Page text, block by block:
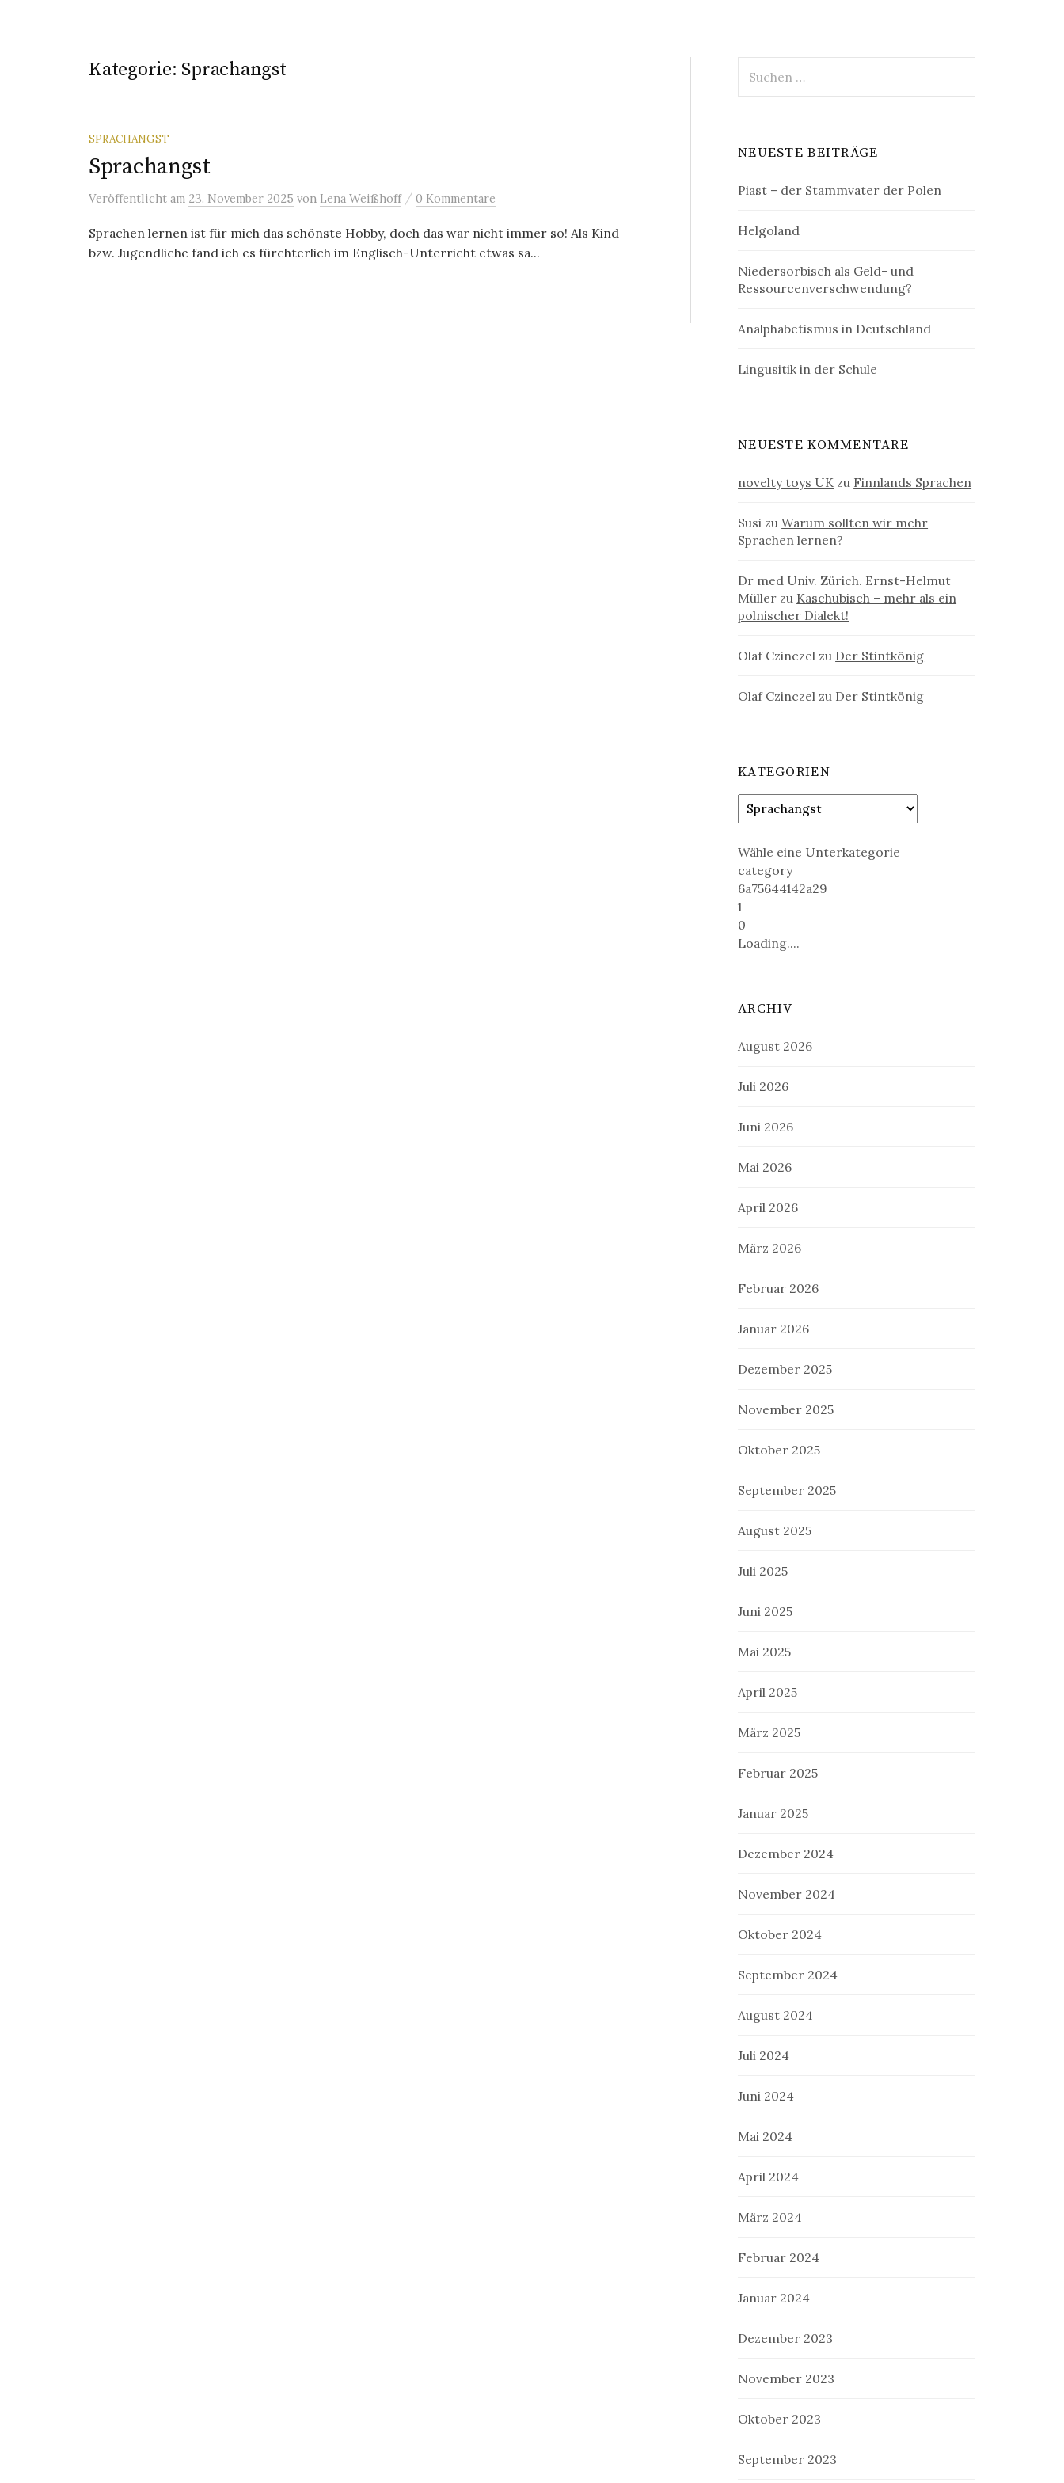
Kategorie: Sprachangst
SPRACHANGST
Sprachangst
Veröffentlicht am 23. November 2025 von Lena Weißhoff / 0 Kommentare
Sprachen lernen ist für mich das schönste Hobby, doch das war nicht immer so! Als Kind
bzw. Jugendliche fand ich es fürchterlich im Englisch-Unterricht etwas sa...
nach:
NEUESTE BEITRÄGE
Piast – der Stammvater der Polen
Helgoland
Niedersorbisch als Geld- und
Ressourcenverschwendung?
Analphabetismus in Deutschland
Lingusitik in der Schule
NEUESTE KOMMENTARE
novelty toys UK zu Finnlands Sprachen
Susi zuWarum sollten wir mehr
Sprachen lernen?
Dr med Univ. Zürich. Ernst-Helmut
Müller zu Kaschubisch – mehr als ein
polnischer Dialekt!
Olaf Czinczel zu Der Stintkönig
Olaf Czinczel zu Der Stintkönig
KATEGORIEN
Wähle eine Unterkategorie
category
6a75644142a29
1
0
Loading....
ARCHIV
August 2026
Juli 2026
Juni 2026
Mai 2026
April 2026
März 2026
Februar 2026
Januar 2026
Dezember 2025
November 2025
Oktober 2025
September 2025
August 2025
Juli 2025
Juni 2025
Mai 2025
April 2025
März 2025
Februar 2025
Januar 2025
Dezember 2024
November 2024
Oktober 2024
September 2024
August 2024
Juli 2024
Juni 2024
Mai 2024
April 2024
März 2024
Februar 2024
Januar 2024
Dezember 2023
November 2023
Oktober 2023
September 2023